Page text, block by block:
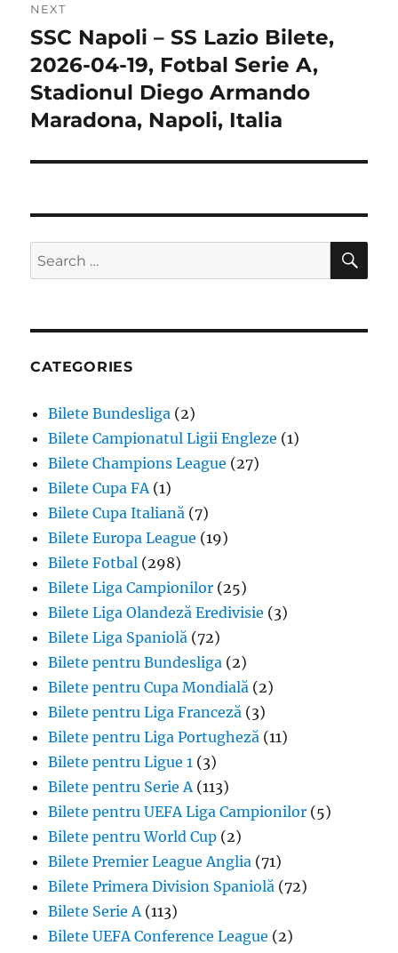
NEXT
Next
post:
SSC Napoli – SS Lazio Bilete,
2026-04-19, Fotbal Serie A,
Stadionul Diego Armando
Maradona, Napoli, Italia
Search
for:
CATEGORIES
Bilete Bundesliga (2)
Bilete Campionatul Ligii Engleze (1)
Bilete Champions League (27)
Bilete Cupa FA (1)
Bilete Cupa Italiană (7)
Bilete Europa League (19)
Bilete Fotbal (298)
Bilete Liga Campionilor (25)
Bilete Liga Olandeză Eredivisie (3)
Bilete Liga Spaniolă (72)
Bilete pentru Bundesliga (2)
Bilete pentru Cupa Mondială (2)
Bilete pentru Liga Franceză (3)
Bilete pentru Liga Portugheză (11)
Bilete pentru Ligue 1 (3)
Bilete pentru Serie A (113)
Bilete pentru UEFA Liga Campionilor (5)
Bilete pentru World Cup (2)
Bilete Premier League Anglia (71)
Bilete Primera Division Spaniolă (72)
Bilete Serie A (113)
Bilete UEFA Conference League (2)